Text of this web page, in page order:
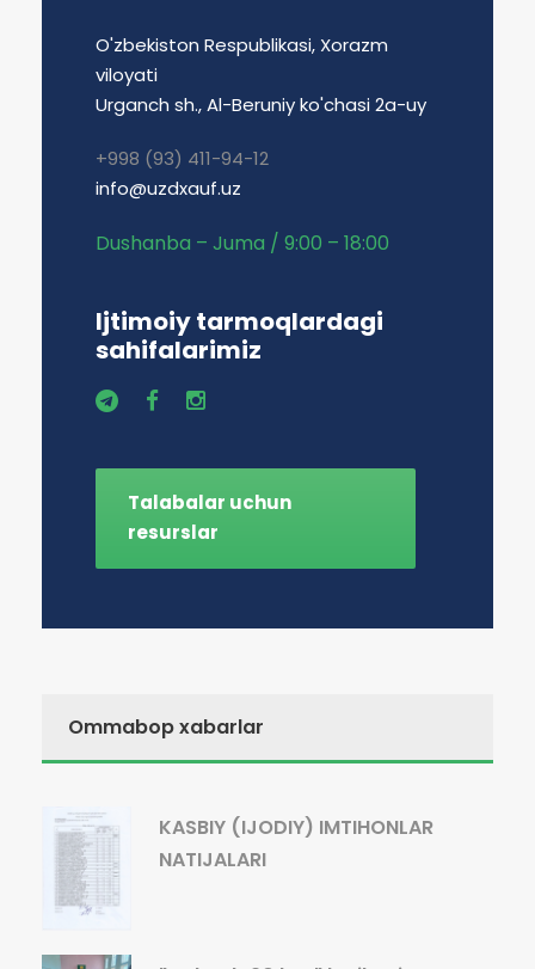
O'zbekiston Respublikasi, Xorazm
viloyati
Urganch sh., Al-Beruniy ko'chasi 2a-uy
+998 (93) 411-94-12
info@uzdxauf.uz
Dushanba – Juma / 9:00 – 18:00
Ijtimoiy tarmoqlardagi
sahifalarimiz
Talabalar uchun
resurslar
Ommabop xabarlar
KASBIY (IJODIY) IMTIHONLAR
NATIJALARI